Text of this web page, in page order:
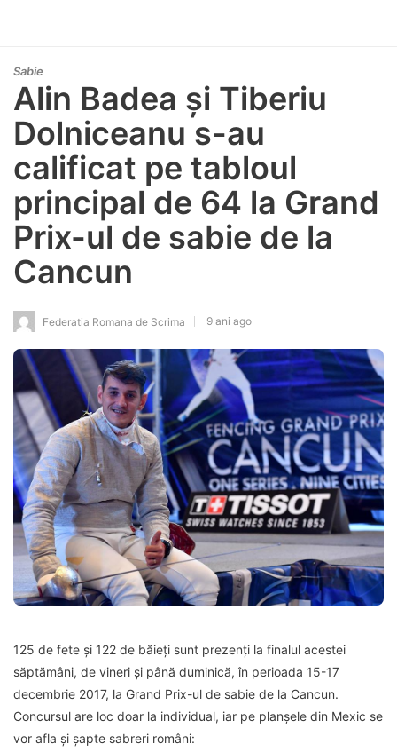
Sabie
Alin Badea și Tiberiu
Dolniceanu s-au
calificat pe tabloul
principal de 64 la Grand
Prix-ul de sabie de la
Cancun
Federatia Romana de Scrima 9 ani ago
125 de fete și 122 de băieți sunt prezenți la finalul acestei
săptămâni, de vineri și până duminică, în perioada 15-17
decembrie 2017, la Grand Prix-ul de sabie de la Cancun.
Concursul are loc doar la individual, iar pe planșele din Mexic se
vor afla și șapte sabreri români: